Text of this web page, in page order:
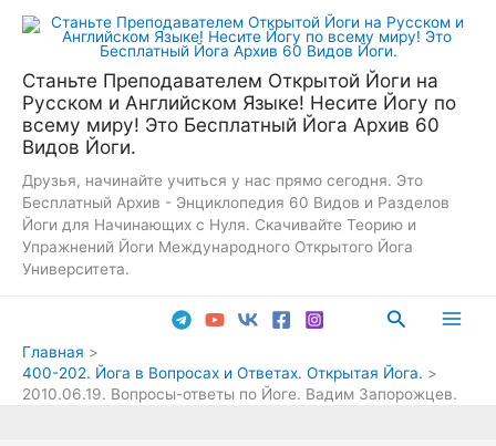
Перейти
Станьте Преподавателем Открытой Йоги на
Русском и Английском Языке! Несите Йогу по
всему миру! Это Бесплатный Йога Архив 60
Видов Йоги.
Друзья, начинайте учиться у нас прямо сегодня. Это
Бесплатный Архив - Энциклопедия 60 Видов и Разделов
Йоги для Начинающих с Нуля. Скачивайте Теорию и
Упражнений Йоги Международного Открытого Йога
Университета.
Поиск
Главная
400-202. Йога в Вопросах и Ответах. Открытая Йога.
2010.06.19. Вопросы-ответы по Йоге. Вадим Запорожцев.